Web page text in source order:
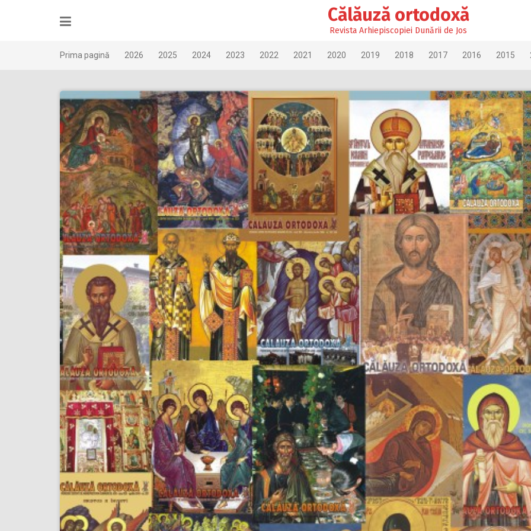
Călăuză ortodoxă
Revista Arhiepiscopiei Dunării de Jos
Prima pagină 2026 2025 2024 2023 2022 2021 2020 2019 2018 2017 2016 2015